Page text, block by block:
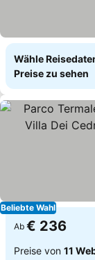
Wähle
Preise zu sehen
Beliebte Wahl
Ab € 236
Preise von 11